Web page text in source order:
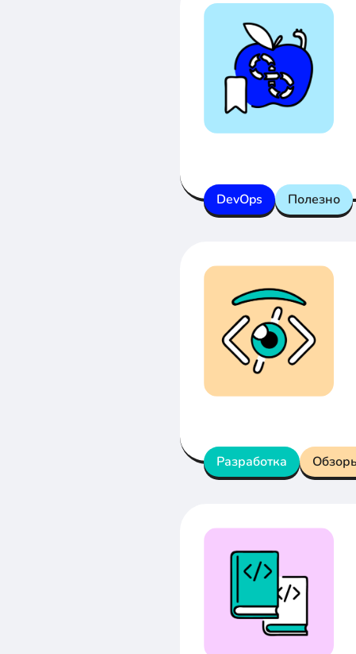
DevOps Полезно
Разработка